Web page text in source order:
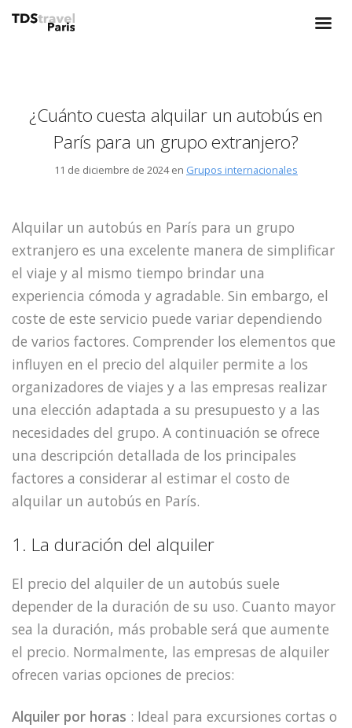
¿Cuánto cuesta alquilar un autobús en
París para un grupo extranjero?
11 de diciembre de 2024 en Grupos internacionales
Alquilar un autobús en París para un grupo
extranjero es una excelente manera de simplificar
el viaje y al mismo tiempo brindar una
experiencia cómoda y agradable. Sin embargo, el
coste de este servicio puede variar dependiendo
de varios factores. Comprender los elementos que
influyen en el precio del alquiler permite a los
organizadores de viajes y a las empresas realizar
una elección adaptada a su presupuesto y a las
necesidades del grupo. A continuación se ofrece
una descripción detallada de los principales
factores a considerar al estimar el costo de
alquilar un autobús en París.
1. La duración del alquiler
El precio del alquiler de un autobús suele
depender de la duración de su uso. Cuanto mayor
sea la duración, más probable será que aumente
el precio. Normalmente, las empresas de alquiler
ofrecen varias opciones de precios:
Alquiler por horas : Ideal para excursiones cortas o